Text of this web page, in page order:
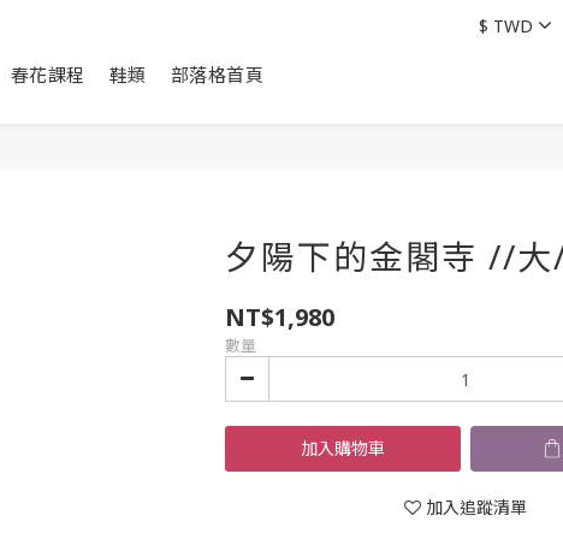
春花課程 鞋類 部落格首頁
$ TWD
夕陽下的金閣寺 //
NT$1,980
數量
加入購物車
加入追蹤清單